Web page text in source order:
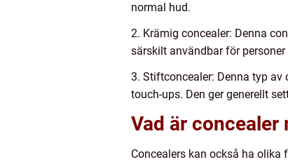
normal hud.
2. Krämig concealer: Denna
särskilt användbar för
3. Stiftconcealer: Denna typ
touch-ups. Den ger generellt
Vad är concealer
Concealers kan också ha